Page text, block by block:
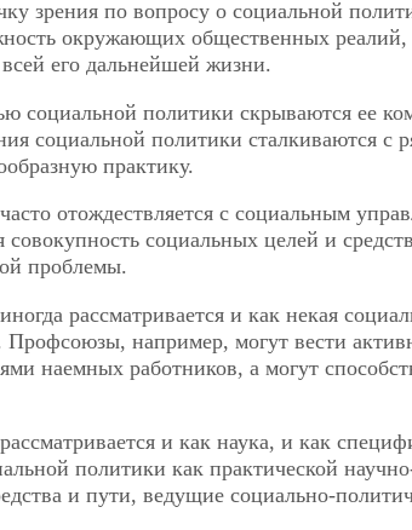
зрения по вопросу о социальной
окружающих общественных реалий,
его дальнейшей жизни.
социальной политики скрываются ее
социальной политики сталкиваются с
практику.
отождествляется с социальным
совокупность социальных целей и
проблемы.
рассматривается и как некая
например, могут вести
наемных работников, а могут
и как наука, и как
политики как практической
и пути, ведущие социально-